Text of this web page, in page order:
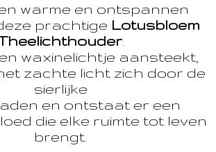
warme en ontspannen
prachtige Lotusbloem
.
waxinelichtje aansteekt,
zachte licht zich door de
sierlijke
en ontstaat er een
die elke ruimte tot leven
brengt.